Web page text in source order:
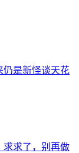
仍是新怪谈天花
求求了，别再做